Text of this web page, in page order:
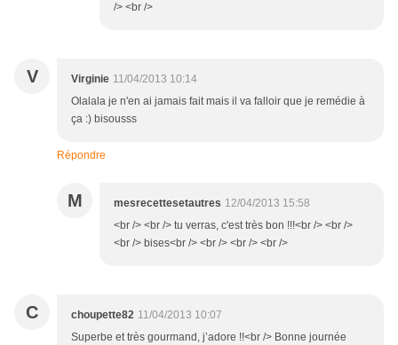
/> <br />
V Virginie 11/04/2013 10:14
Olalala je n'en ai jamais fait mais il va falloir que je remédie à
ça :) bisousss
Répondre
M mesrecettesetautres 12/04/2013 15:58
<br /> <br /> tu verras, c'est très bon !!!<br /> <br />
<br /> bises<br /> <br /> <br /> <br />
C choupette82 11/04/2013 10:07
Superbe et très gourmand, j’adore !!<br /> Bonne journée